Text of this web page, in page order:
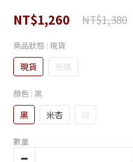
NT$1,260 NT$1,380
商品狀態 : 現貨
現貨 預購
顏色 : 黑
黑 米杏 咖
數量